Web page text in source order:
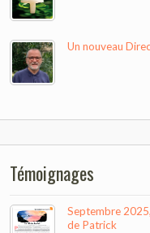
Un nouveau
Témoignages
Septembre
de Patrick